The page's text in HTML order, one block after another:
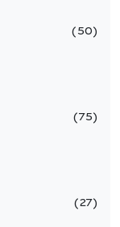
50
75
27